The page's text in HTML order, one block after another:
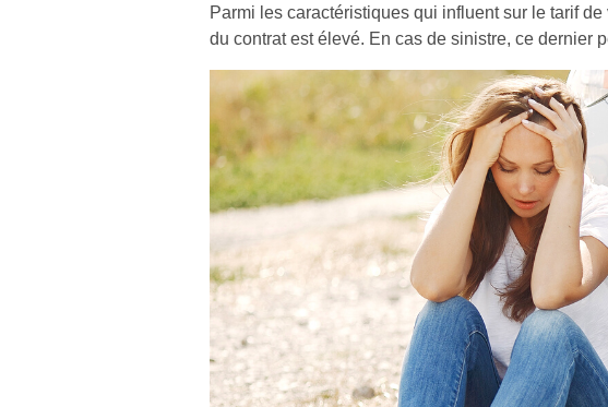
Parmi les caractéristiques qui influent sur le tarif
du contrat est élevé. En cas de sinistre, ce dernier